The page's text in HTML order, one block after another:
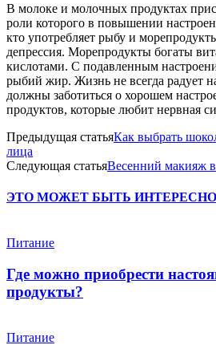
В молоке и молочных продуктах
роли которого в повышении
кто употребляет рыбу и
депрессия. Морепродукты богаты
кислотами. С подавленным
рыбий жир. Жизнь не всегда радует
должны заботиться о хорошем
продуктов, которые любит нервная
Предыдущая статьяКак выбрать
лица
Следующая статьяВесенний макияж
ЭТО МОЖЕТ БЫТЬ ИНТЕРЕСНО
Питание
Где можно приобрести
продукты?
Питание